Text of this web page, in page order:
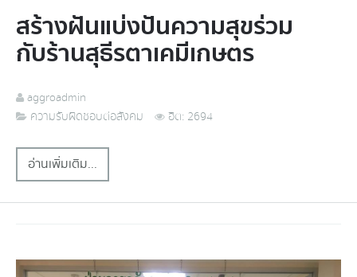
สร้างฝันแบ่งปันความสุขร่วม
กับร้านสุธีรตาเคมีเกษตร
aggroadmin
ความรับผิดชอบต่อสังคม
ฮิต: 2694
อ่านเพิ่มเติม...